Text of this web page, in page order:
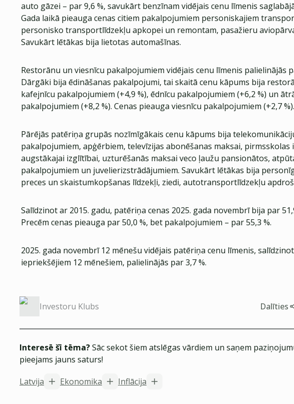
auto gāzei – par 9,6 %, savukārt benzīnam vidējais cenu līmenis
Gada laikā pieauga cenas citiem pakalpojumiem personiskajiem
personisko transportlīdzekļu apkopei un remontam, pasažieru
Savukārt lētākas bija lietotas automašīnas.
Restorānu un viesnīcu pakalpojumiem vidējais cenu līmenis palielinājās
Dārgāki bija ēdināšanas pakalpojumi, tai skaitā cenu kāpums bija
kafejnīcu pakalpojumiem (+4,9 %), ēdnīcu pakalpojumiem (+6,2 %) un
pakalpojumiem (+8,2 %). Cenas pieauga viesnīcu pakalpojumiem (+2,7 %).
Pārējās patēriņa grupās nozīmīgākais cenu kāpums bija
pakalpojumiem, apģērbiem, televīzijas abonēšanas maksai, pirmsskolas
augstākajai izglītībai, uzturēšanās maksai veco ļaužu pansionātos,
pakalpojumiem un juvelierizstrādājumiem. Savukārt lētākas bija
preces un skaistumkopšanas līdzekļi, ziedi, autotransportlīdzekļu
Salīdzinot ar 2015. gadu, patēriņa cenas 2025. gada novembrī bija par
Precēm cenas pieauga par 50,0 %, bet pakalpojumiem – par 55,3 %.
2025. gada novembrī 12 mēnešu vidējais patēriņa cenu līmenis,
iepriekšējiem 12 mēnešiem, palielinājās par 3,7 %.
Investoru Klubs Dalīties
Interesē šī tēma?Sāc sekot šiem atslēgas vārdiem un saņem
pieejams jauns saturs!
Latvija
Ekonomika Inflācija